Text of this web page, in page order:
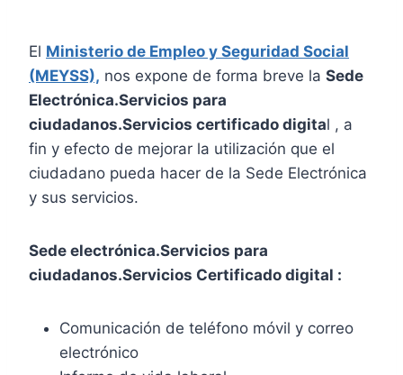
El Ministerio de Empleo y Seguridad Social
(MEYSS), nos expone de forma breve la Sede
Electrónica.Servicios para
ciudadanos.Servicios certificado digital , a
fin y efecto de mejorar la utilización que el
ciudadano pueda hacer de la Sede Electrónica
y sus servicios.
Sede electrónica.Servicios para
ciudadanos.Servicios Certificado digital :
Comunicación de teléfono móvil y correo
electrónico